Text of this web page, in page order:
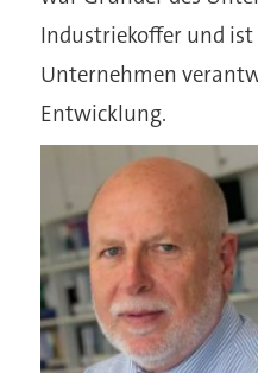
Industriekoffer und
Unternehmen
Entwicklung.